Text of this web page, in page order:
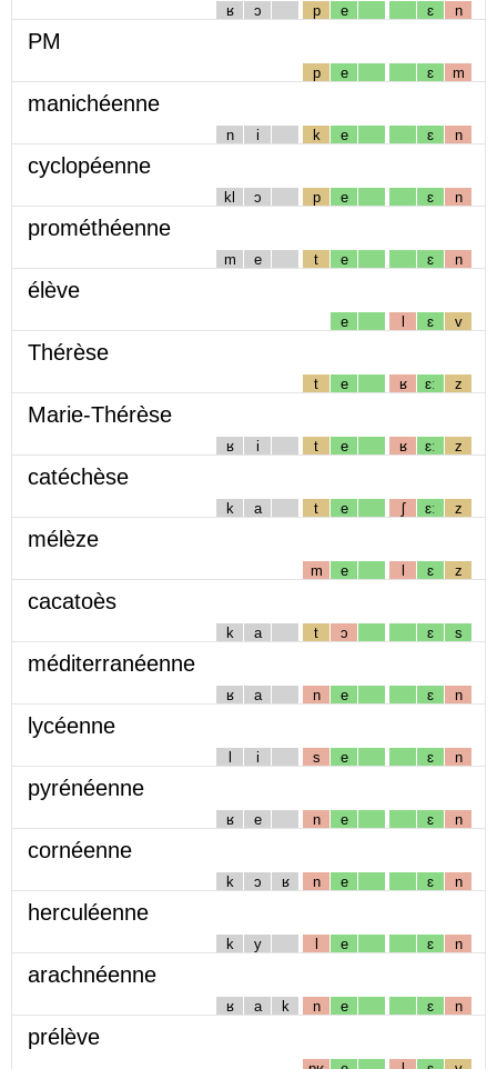
ʁ ɔ p e ɛ n
PM
p e ɛ m
manichéenne
n i k e ɛ n
cyclopéenne
kl ɔ p e ɛ n
prométhéenne
m e t e ɛ n
élève
e l ɛ v
Thérèse
t e ʁ ɛː z
Marie-Thérèse
ʁ i t e ʁ ɛː z
catéchèse
k a t e ʃ ɛː z
mélèze
m e l ɛ z
cacatoès
k a t ɔ ɛ s
méditerranéenne
ʁ a n e ɛ n
lycéenne
l i s e ɛ n
pyrénéenne
ʁ e n e ɛ n
cornéenne
k ɔ ʁ n e ɛ n
herculéenne
k y l e ɛ n
arachnéenne
ʁ a k n e ɛ n
prélève